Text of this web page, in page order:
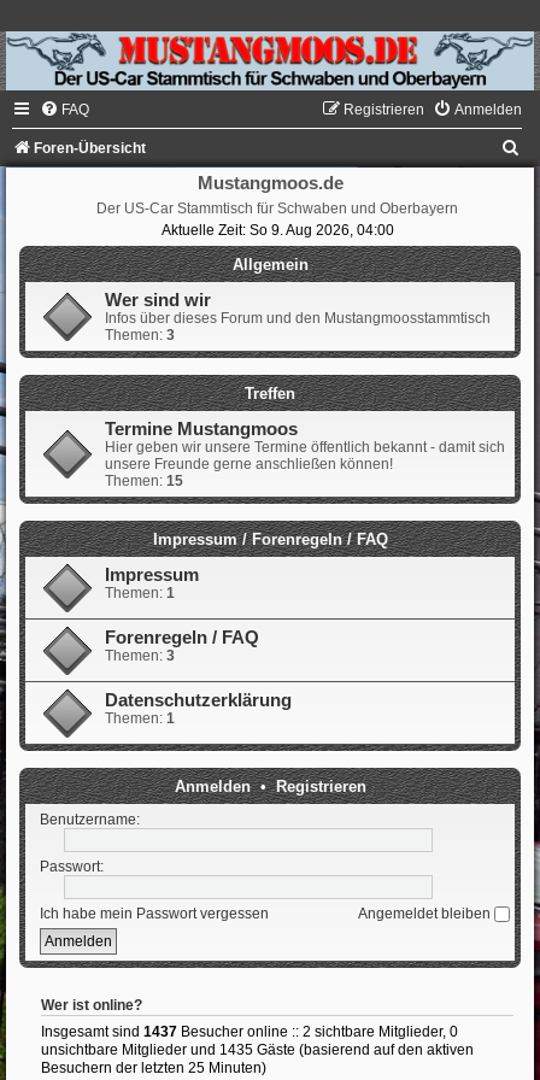
FAQ Anmelden
Registrieren
Foren-Übersicht
Mustangmoos.de
Der US-Car Stammtisch für Schwaben und Oberbayern
Aktuelle Zeit: So 9. Aug 2026, 04:00
Allgemein
Wer sind wir
Infos über dieses Forum und den Mustangmoosstammtisch
Themen: 3
Treffen
Termine Mustangmoos
Hier geben wir unsere Termine öffentlich bekannt - damit sich
unsere Freunde gerne anschließen können!
Themen: 15
Impressum / Forenregeln / FAQ
Impressum
Themen: 1
Forenregeln / FAQ
Themen: 3
Datenschutzerklärung
Themen: 1
Anmelden•Registrieren
Benutzername:
Passwort:
Ich habe mein Passwort vergessen Angemeldet bleiben
Wer ist online?
Insgesamt sind 1437 Besucher online :: 2 sichtbare Mitglieder, 0
unsichtbare Mitglieder und 1435 Gäste (basierend auf den aktiven
Besuchern der letzten 25 Minuten)